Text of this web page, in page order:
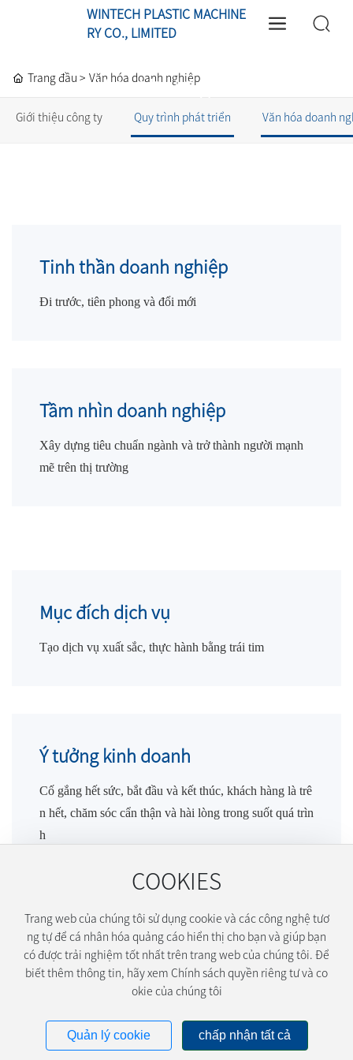
WINTECH PLASTIC MACHINE
RY CO., LIMITED
Về chúng tôi
Trang đầu Văn hóa doanh nghiệp
Giới thiệu công ty Quy trình phát triển Văn hóa doanh
Tinh thần doanh nghiệp
Đi trước, tiên phong và đổi mới
Tầm nhìn doanh nghiệp
Xây dựng tiêu chuẩn ngành và trở thành người mạnh
mẽ trên thị trường
Mục đích dịch vụ
Tạo dịch vụ xuất sắc, thực hành bằng trái tim
Ý tưởng kinh doanh
Cố gắng hết sức, bắt đầu và kết thúc, khách hàng là trê
n hết, chăm sóc cẩn thận và hài lòng trong suốt quá trìn
h
Quảng Đông Xincheng Machinery Manufacturing Co., Lt
粤ICP备2024209387号-1
SEO
COOKIES
Trang web của chúng tôi sử dụng cookie và các công nghệ tươ
ng tự để cá nhân hóa quảng cáo hiển thị cho bạn và giúp bạn
có được trải nghiệm tốt nhất trên trang web của chúng tôi. Để
biết thêm thông tin, hãy xem Chính sách quyền riêng tư và co
okie của chúng tôi
Quản lý cookie chấp nhận tất cả